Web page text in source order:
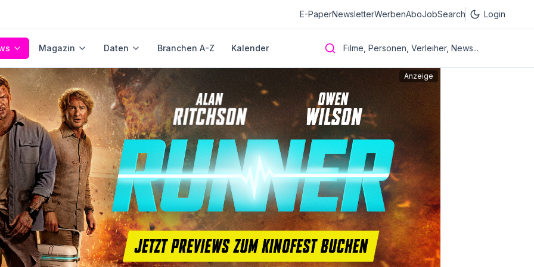
E-PaperNewsletterWerbenAboJobSearch Login
Magazin Daten Branchen A-Z Kalender Filme, Personen, Verleiher, News...
Anzeige